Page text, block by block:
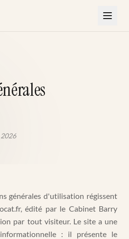
générales d'utilisation régissent
édité par le Cabinet Barry
par tout visiteur. Le site a une
: il présente le